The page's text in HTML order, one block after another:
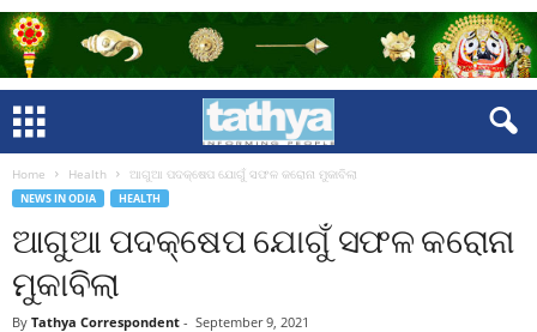
Home Health ଆଗୁଆ ପଦକ୍ଷେପ ଯୋଗୁଁ ସଫଳ କରୋନା ମୁକାବିଲା
NEWS IN ODIA HEALTH
ଆଗୁଆ ପଦକ୍ଷେପ ଯୋଗୁଁ ସଫଳ କରୋନା
ମୁକାବିଲା
By Tathya Correspondent - September 9, 2021